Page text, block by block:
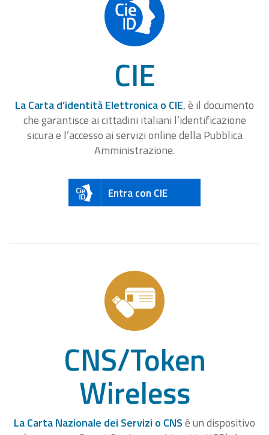
CIE
La Carta d’identità Elettronica o CIE, è il documento
che garantisce ai cittadini italiani l’identificazione
sicura e l’accesso ai servizi online della Pubblica
Amministrazione.
Entra con CIE
CNS/Token
Wireless
La Carta Nazionale dei Servizi o CNSè un dispositivo